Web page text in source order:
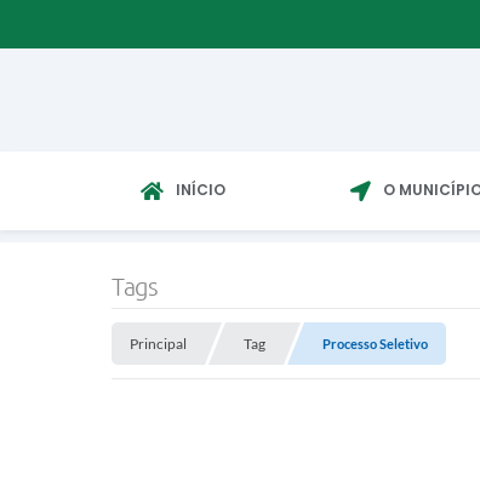
INÍCIO O
Tags
Principal Tag Processo Seletivo